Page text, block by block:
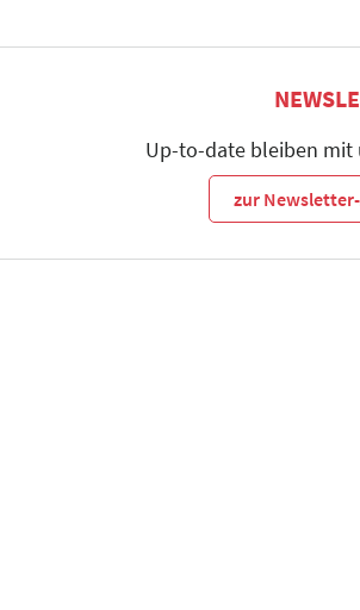
Up-to-date bleiben mit
zur